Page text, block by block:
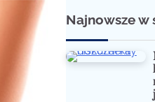
Najnowsze w